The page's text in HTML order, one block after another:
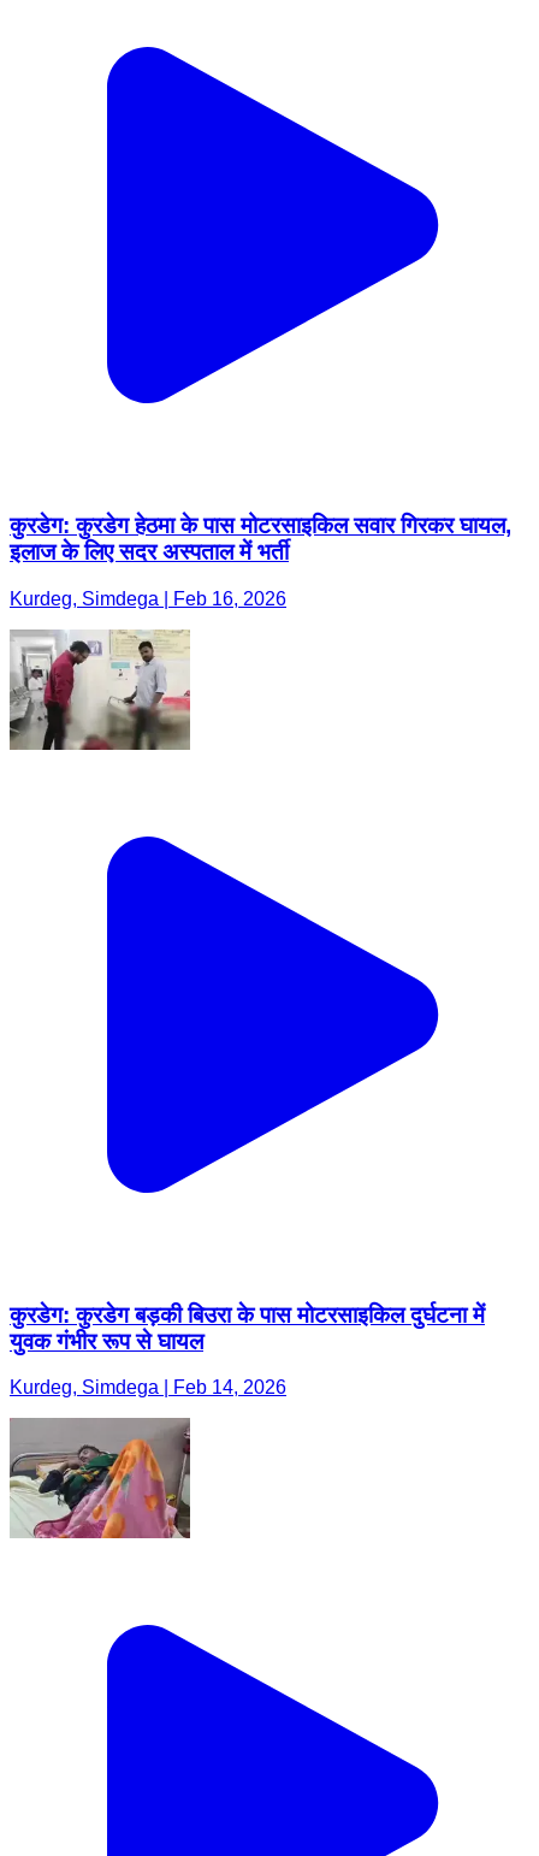
कुरडेग: कुरडेग हेठमा के पास मोटरसाइकिल सवार गिरकर घायल,
इलाज के लिए सदर अस्पताल में भर्ती
Kurdeg, Simdega | Feb 16, 2026
कुरडेग: कुरडेग बड़की बिउरा के पास मोटरसाइकिल दुर्घटना में
युवक गंभीर रूप से घायल
Kurdeg, Simdega | Feb 14, 2026